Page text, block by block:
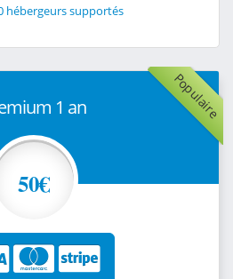
hébergeurs supportés
Populaire
1 an
50€